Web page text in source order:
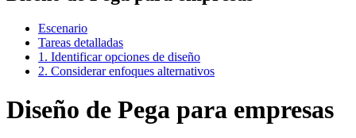
Escenario
Tareas detalladas
1. Identificar opciones de diseño
2. Considerar enfoques alternativos
Diseño de Pega para empresas